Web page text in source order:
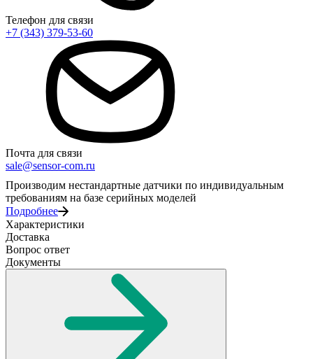
Телефон для связи
+7 (343) 379-53-60
Почта для связи
sale@sensor-com.ru
Производим нестандартные датчики по индивидуальным
требованиям на базе серийных моделей
Подробнее
Характеристики
Доставка
Вопрос ответ
Документы